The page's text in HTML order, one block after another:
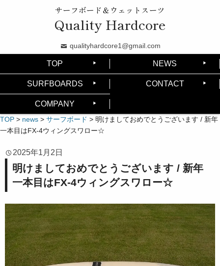
サーフボード＆ウェットスーツ
Quality Hardcore
qualityhardcore1@gmail.com
TOP NEWS
SURFBOARDS CONTACT
COMPANY
TOP > news > サーフボード > 明けましておめでとうございます / 新年
一本目はFX-4ウィングスワロー☆
2025年1月2日
明けましておめでとうございます / 新年
一本目はFX-4ウィングスワロー☆